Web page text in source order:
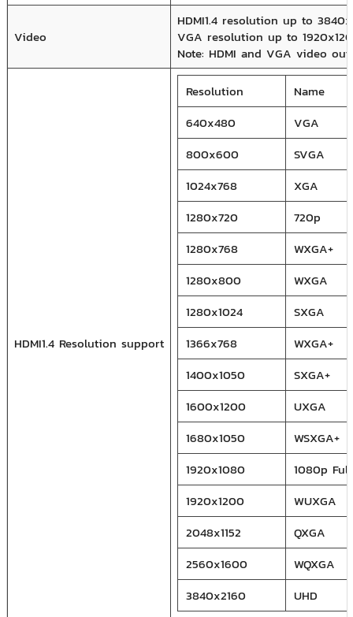
Video
HDMI1.4 resolution up to
VGA resolution up to
Note: HDMI and VGA video
HDMI1.4 Resolution support
Resolution
Name
640x480
VGA
800x600
SVGA
1024x768
XGA
1280x720
720p
1280x768
WXGA+
1280x800
WXGA
1280x1024
SXGA
1366x768
WXGA+
1400x1050
SXGA+
1600x1200
UXGA
1680x1050
WSXGA+
1920x1080
1080p
1920x1200
WUXGA
2048x1152
QXGA
2560x1600
WQXGA
3840x2160
UHD